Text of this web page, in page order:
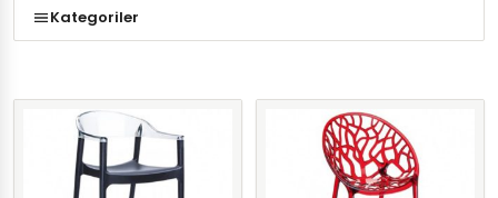
Kategoriler